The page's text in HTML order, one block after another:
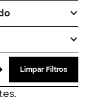
Limpar Filtros